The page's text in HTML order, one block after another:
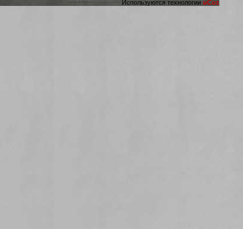
Используются технологии uCoz